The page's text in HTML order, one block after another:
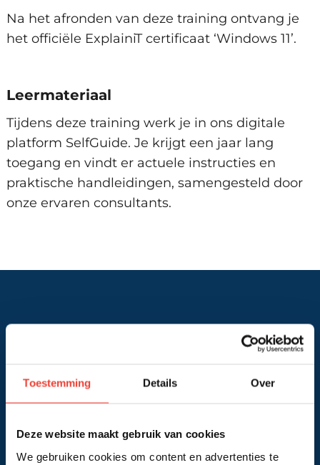
Toestemming Details Over
Deze website maakt gebruik van cookies
We gebruiken cookies om content en advertenties te
Na het afronden van deze training ontvang je
het officiële ExplainiT certificaat ‘Windows 11’.
Leermateriaal
Tijdens deze training werk je in ons digitale
platform SelfGuide. Je krijgt een jaar lang
toegang en vindt er actuele instructies en
praktische handleidingen, samengesteld door
onze ervaren consultants.
Maatwerk
een oplossing op maat voor de leerbehoeften
van je organisatie.
Incompany